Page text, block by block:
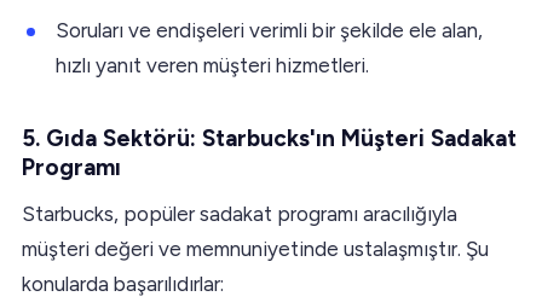
Soruları ve endişeleri verimli bir şekilde ele alan,
hızlı yanıt veren müşteri hizmetleri.
5. Gıda Sektörü: Starbucks'ın Müşteri Sadakat
Programı
Starbucks, popüler sadakat programı aracılığıyla
müşteri değeri ve memnuniyetinde ustalaşmıştır. Şu
konularda başarılıdırlar: